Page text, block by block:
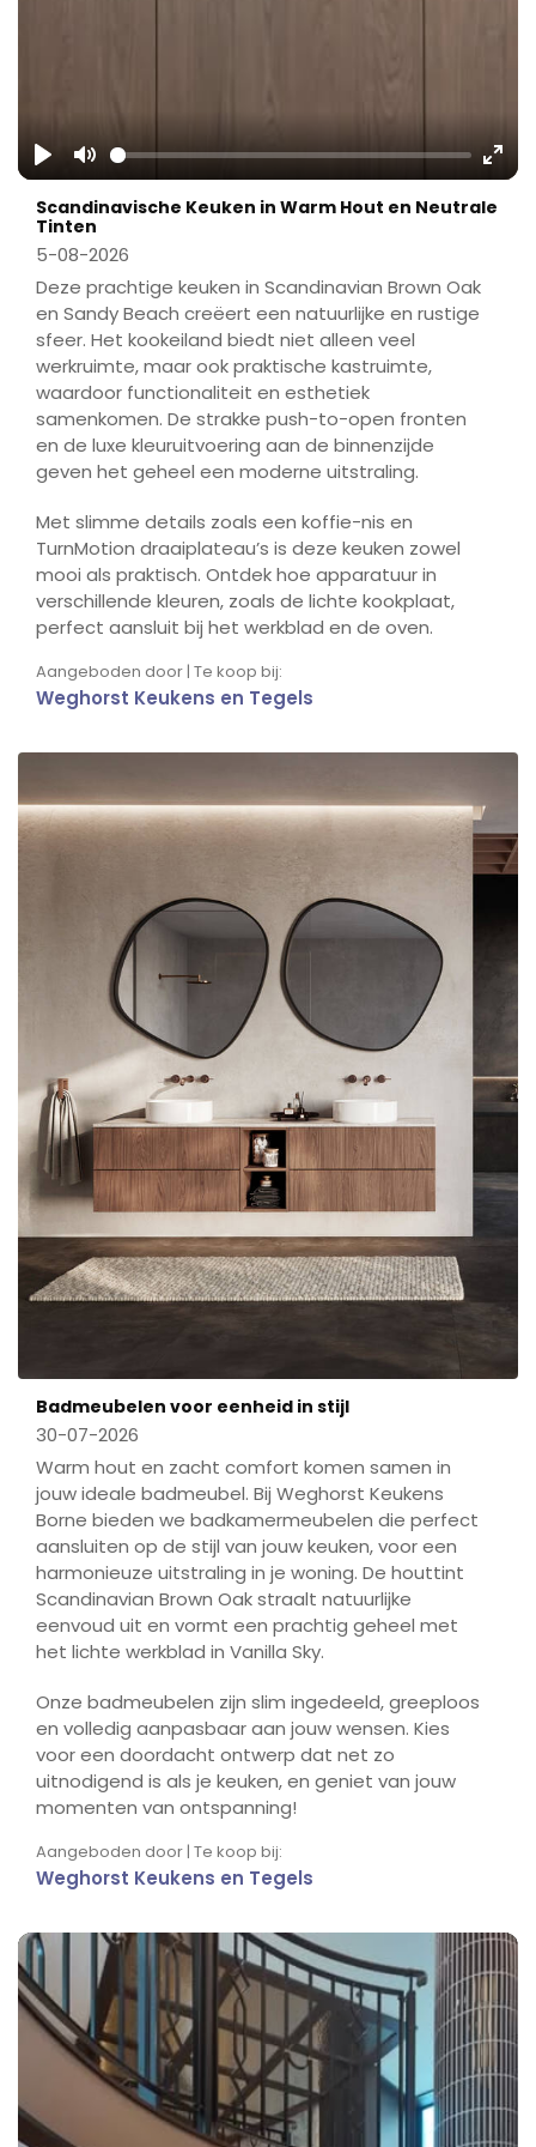
Play Mute
Scandinavische Keuken in Warm Hout en Neutrale
Tinten
5-08-2026
Deze prachtige keuken in Scandinavian Brown Oak
en Sandy Beach creëert een natuurlijke en rustige
sfeer. Het kookeiland biedt niet alleen veel
werkruimte, maar ook praktische kastruimte,
waardoor functionaliteit en esthetiek
samenkomen. De strakke push-to-open fronten
en de luxe kleuruitvoering aan de binnenzijde
geven het geheel een moderne uitstraling.
Met slimme details zoals een koffie-nis en
TurnMotion draaiplateau’s is deze keuken zowel
mooi als praktisch. Ontdek hoe apparatuur in
verschillende kleuren, zoals de lichte kookplaat,
perfect aansluit bij het werkblad en de oven.
Aangeboden door | Te koop bij:
Weghorst Keukens en Tegels
Badmeubelen voor eenheid in stijl
30-07-2026
Warm hout en zacht comfort komen samen in
jouw ideale badmeubel. Bij Weghorst Keukens
Borne bieden we badkamermeubelen die perfect
aansluiten op de stijl van jouw keuken, voor een
harmonieuze uitstraling in je woning. De houttint
Scandinavian Brown Oak straalt natuurlijke
eenvoud uit en vormt een prachtig geheel met
het lichte werkblad in Vanilla Sky.
Onze badmeubelen zijn slim ingedeeld, greeploos
en volledig aanpasbaar aan jouw wensen. Kies
voor een doordacht ontwerp dat net zo
uitnodigend is als je keuken, en geniet van jouw
momenten van ontspanning!
Aangeboden door | Te koop bij:
Weghorst Keukens en Tegels